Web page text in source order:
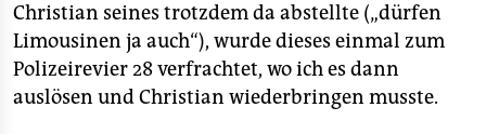
Christian seines trotzdem da abstellte („dürfen
Limousinen ja auch“), wurde dieses einmal zum
Polizeirevier 28 verfrachtet, wo ich es dann
auslösen und Christian wiederbringen musste.